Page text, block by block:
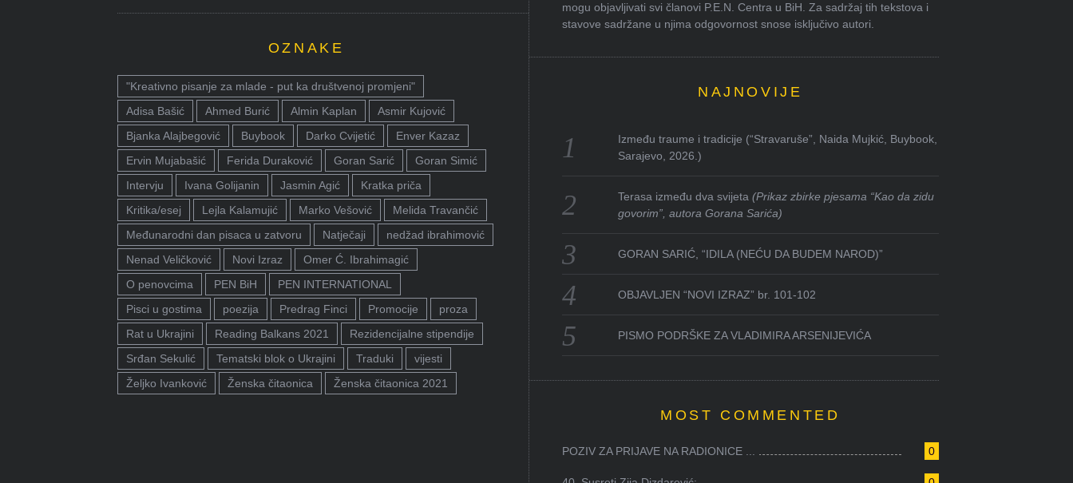
OZNAKE
"Kreativno pisanje za mlade - put ka društvenoj promjeni"
Adisa Bašić
Ahmed Burić Almin Kaplan
Asmir Kujović
Bjanka Alajbegović
Buybook Darko Cvijetić
Enver Kazaz
Ervin Mujabašić
Ferida Duraković Goran Sarić
Goran Simić
Intervju
Ivana Golijanin Jasmin Agić
Kratka priča
Kritika/esej
Lejla Kalamujić Marko Vešović
Melida Travančić
Međunarodni dan pisaca u zatvoru
Natječaji
nedžad ibrahimović
Nenad Veličković
Novi Izraz
Omer Ć. Ibrahimagić
O penovcima
PEN BiH
PEN INTERNATIONAL
Pisci u gostima
poezija Predrag Finci Promocije
proza
Rat u Ukrajini
Reading Balkans 2021
Rezidencijalne stipendije
Srđan Sekulić
Tematski blok o Ukrajini Traduki
vijesti
Željko Ivanković
Ženska čitaonica Ženska čitaonica 2021
mogu objavljivati svi članovi P.E.N. Centra u BiH. Za sadržaj tih tekstova i
stavove sadržane u njima odgovornost snose isključivo autori.
NAJNOVIJE
Između traume i tradicije (“Stravaruše”, Naida Mujkić, Buybook,
Sarajevo, 2026.)
Terasa između dva svijeta(Prikaz zbirke pjesama “Kao da zidu
govorim”, autora Gorana Sarića)
GORAN SARIĆ, “IDILA (NEĆU DA BUDEM NAROD)”
OBJAVLJEN “NOVI IZRAZ” br. 101-102
PISMO PODRŠKE ZA VLADIMIRA ARSENIJEVIĆA
MOST COMMENTED
0
POZIV ZA PRIJAVE NA RADIONICE ...